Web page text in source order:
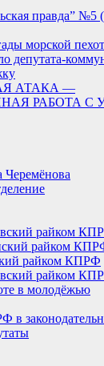
правда” №5
морской
депутата-
АТАКА —
РАБОТА С
Черемёнова
райком
райком
райком КПРФ
райком
в молодёжью
в